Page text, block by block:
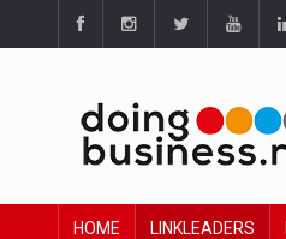
HOME LINKLEADERS